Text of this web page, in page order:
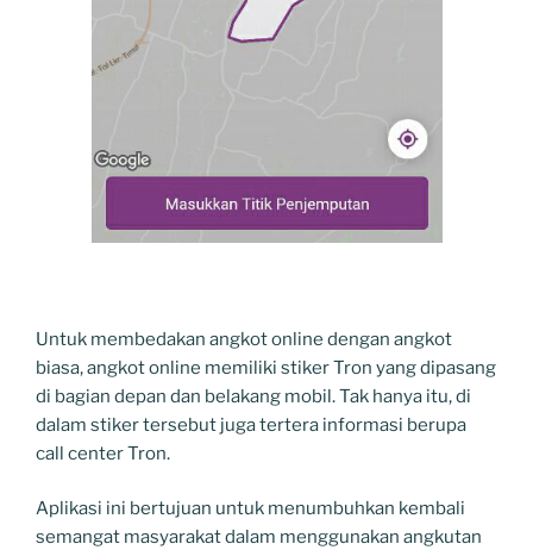
Untuk membedakan angkot online dengan angkot
biasa, angkot online memiliki stiker Tron yang dipasang
di bagian depan dan belakang mobil. Tak hanya itu, di
dalam stiker tersebut juga tertera informasi berupa
call center Tron.
Aplikasi ini bertujuan untuk menumbuhkan kembali
semangat masyarakat dalam menggunakan angkutan